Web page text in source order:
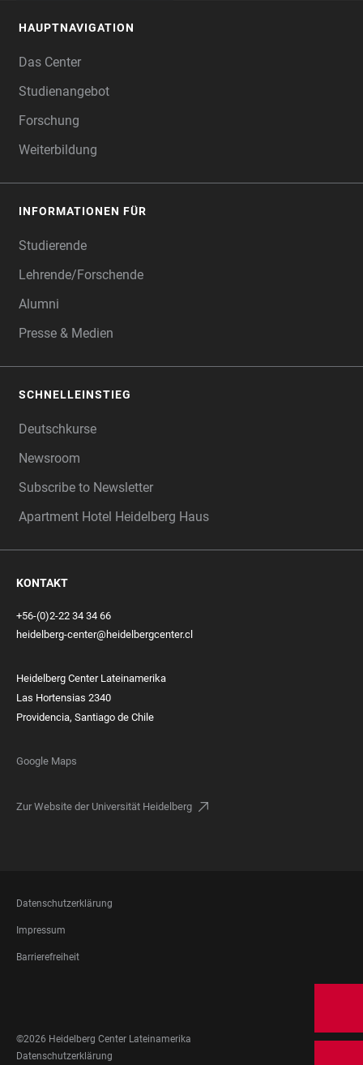
HAUPTNAVIGATION
Das Center
Studienangebot
Forschung
Weiterbildung
INFORMATIONEN FÜR
Studierende
Lehrende/Forschende
Alumni
Presse & Medien
SCHNELLEINSTIEG
Deutschkurse
Newsroom
Subscribe to Newsletter
Apartment Hotel Heidelberg Haus
KONTAKT
+56-(0)2-22 34 34 66
heidelberg-center@heidelbergcenter.cl
Heidelberg Center Lateinamerika
Las Hortensias 2340
Providencia, Santiago de Chile
Google Maps
Zur Website der Universität Heidelberg
FOOTER
LEGAL
Datenschutzerklärung
Impressum
Barrierefreiheit
MEDIA
©2026 Heidelberg Center Lateinamerika
FOOTER
Datenschutzerklärung